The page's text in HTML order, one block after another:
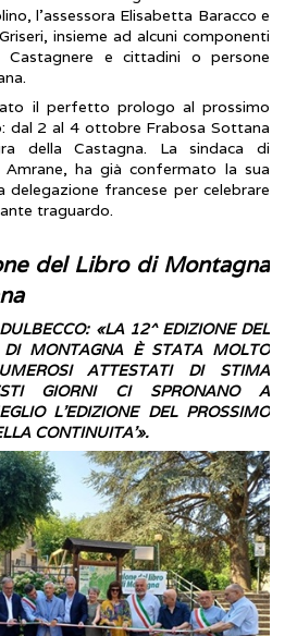
l'assessora Elisabetta Baracco e
insieme ad alcuni componenti
Castagnere e cittadini o persone
il perfetto prologo al prossimo
dal 2 al 4 ottobre Frabosa Sottana
della Castagna. La sindaca di
Amrane, ha già confermato la sua
delegazione francese per celebrare
traguardo.
del Libro di Montagna
«LA 12^ EDIZIONE DEL
MONTAGNA È STATA MOLTO
ATTESTATI DI STIMA
GIORNI CI SPRONANO A
L’EDIZIONE DEL PROSSIMO
CONTINUITA’».